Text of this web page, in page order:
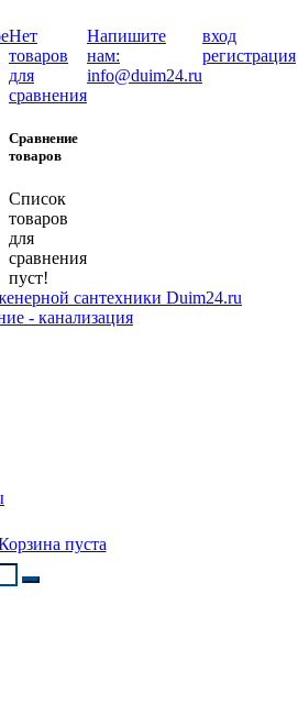
Нет
товаров
для
сравнения
Сравнение
товаров
Список
товаров
для
сравнения
пуст!
Напишите
нам:
info@duim24.ru
вход
регистрация
- канализация
пуста